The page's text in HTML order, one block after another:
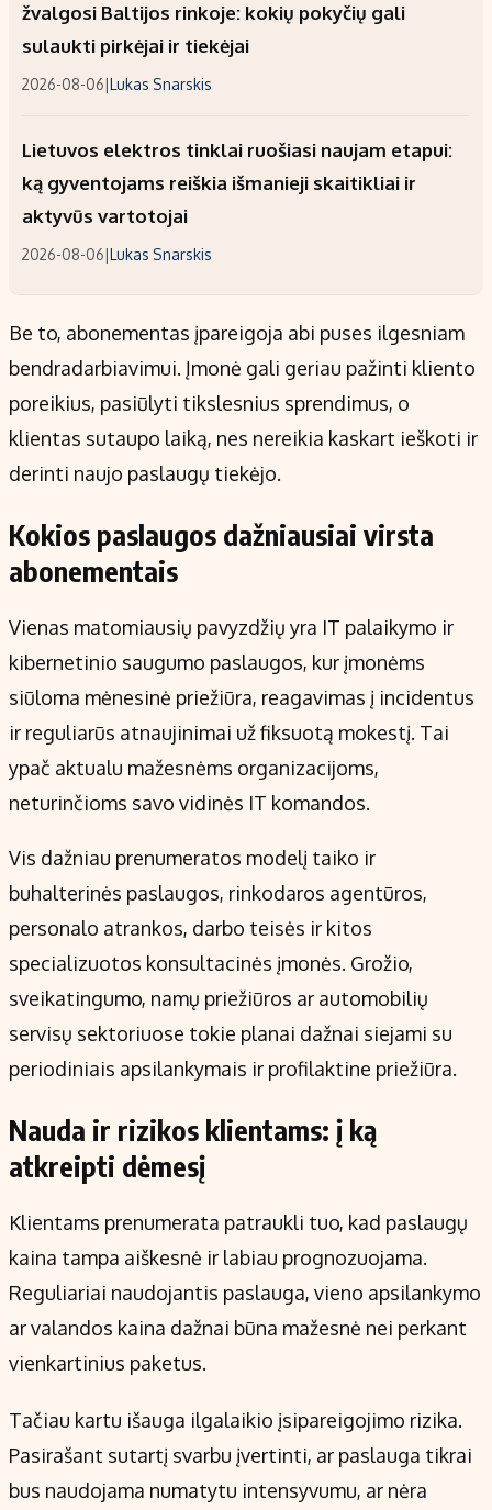
žvalgosi Baltijos rinkoje: kokių pokyčių gali
sulaukti pirkėjai ir tiekėjai
2026-08-06|Lukas Snarskis
Lietuvos elektros tinklai ruošiasi naujam etapui:
ką gyventojams reiškia išmanieji skaitikliai ir
aktyvūs vartotojai
2026-08-06|Lukas Snarskis
Be to, abonementas įpareigoja abi puses ilgesniam
bendradarbiavimui. Įmonė gali geriau pažinti kliento
poreikius, pasiūlyti tikslesnius sprendimus, o
klientas sutaupo laiką, nes nereikia kaskart ieškoti ir
derinti naujo paslaugų tiekėjo.
Kokios paslaugos dažniausiai virsta
abonementais
Vienas matomiausių pavyzdžių yra IT palaikymo ir
kibernetinio saugumo paslaugos, kur įmonėms
siūloma mėnesinė priežiūra, reagavimas į incidentus
ir reguliarūs atnaujinimai už fiksuotą mokestį. Tai
ypač aktualu mažesnėms organizacijoms,
neturinčioms savo vidinės IT komandos.
Vis dažniau prenumeratos modelį taiko ir
buhalterinės paslaugos, rinkodaros agentūros,
personalo atrankos, darbo teisės ir kitos
specializuotos konsultacinės įmonės. Grožio,
sveikatingumo, namų priežiūros ar automobilių
servisų sektoriuose tokie planai dažnai siejami su
periodiniais apsilankymais ir profilaktine priežiūra.
Nauda ir rizikos klientams: į ką
atkreipti dėmesį
Klientams prenumerata patraukli tuo, kad paslaugų
kaina tampa aiškesnė ir labiau prognozuojama.
Reguliariai naudojantis paslauga, vieno apsilankymo
ar valandos kaina dažnai būna mažesnė nei perkant
vienkartinius paketus.
Tačiau kartu išauga ilgalaikio įsipareigojimo rizika.
Pasirašant sutartį svarbu įvertinti, ar paslauga tikrai
bus naudojama numatytu intensyvumu, ar nėra